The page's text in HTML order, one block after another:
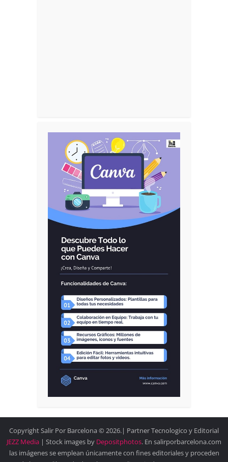
Copyright Salir Por Barcelona © 2026.| Partner Tecnologico y Editorial
JEZZ Media | Stock images by Depositphotos. En salirporbarcelona.com
las imágenes se emplean únicamente con fines editoriales y proceden